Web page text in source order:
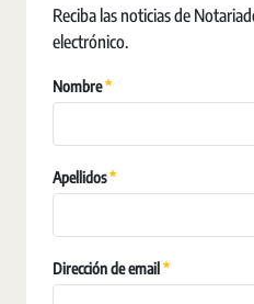
Reciba las noticias de
electrónico.
Nombre Erforderlich
Apellidos Erforderlich
Dirección de email Erforderlich